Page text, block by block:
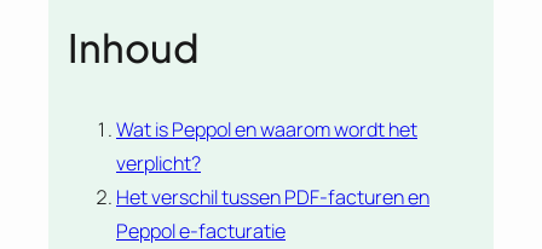
Inhoud
Wat is Peppol en waarom wordt het
verplicht?
Het verschil tussen PDF-facturen en
Peppol e-facturatie